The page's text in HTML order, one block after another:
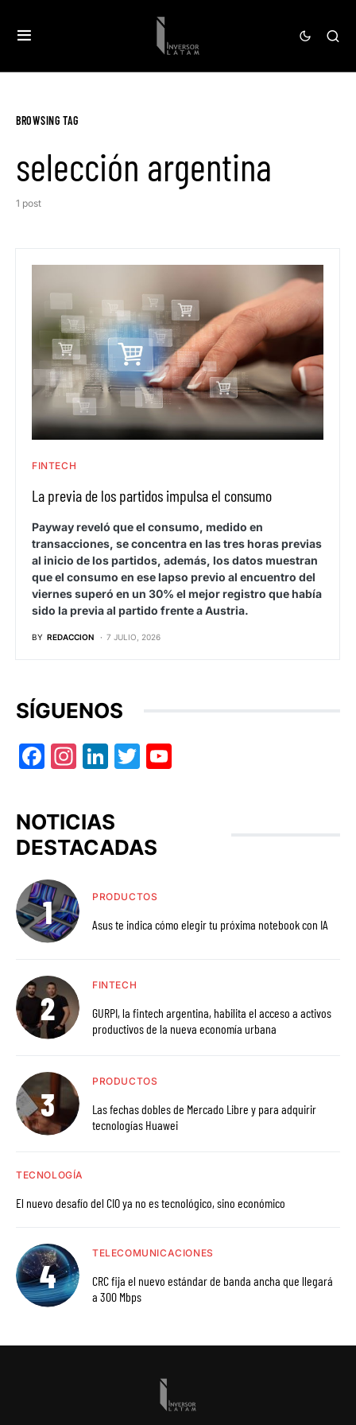
BROWSING TAG
selección argentina
1 post
FINTECH
La previa de los partidos impulsa el consumo
Payway reveló que el consumo, medido en
transacciones, se concentra en las tres horas previas
al inicio de los partidos, además, los datos muestran
que el consumo en ese lapso previo al encuentro del
viernes superó en un 30% el mejor registro que había
sido la previa al partido frente a Austria.
BY REDACCION 7 JULIO, 2026
SÍGUENOS
Facebook
Instagram
LinkedIn
Twitter
NOTICIAS
DESTACADAS
PRODUCTOS
Asus te indica cómo elegir tu próxima notebook con IA
FINTECH
GURPI, la fintech argentina, habilita el acceso a activos
productivos de la nueva economía urbana
PRODUCTOS
Las fechas dobles de Mercado Libre y para adquirir
tecnologías Huawei
TECNOLOGÍA
El nuevo desafío del CIO ya no es tecnológico, sino económico
TELECOMUNICACIONES
CRC fija el nuevo estándar de banda ancha que llegará
a 300 Mbps